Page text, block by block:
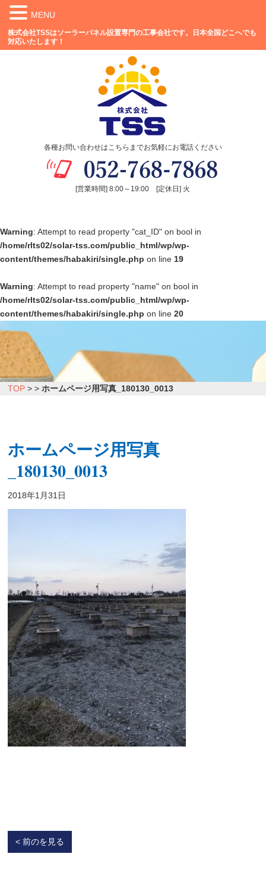
株式会社TSSはソーラーパネル設置専門の工事会社です。日本全国どこへでも
対応いたします！
各種お問い合わせはこちらまでお気軽にお電話ください
[営業時間] 8:00～19:00 [定休日] 火
Warning: Attempt to read property "cat_ID" on bool in
/home/rlts02/solar-tss.com/public_html/wp/wp-
content/themes/habakiri/single.php on line 19
Warning: Attempt to read property "name" on bool in
/home/rlts02/solar-tss.com/public_html/wp/wp-
content/themes/habakiri/single.php on line 20
TOP >>ホームページ用写真_180130_0013
ホームページ用写真
_180130_0013
2018年1月31日
< 前のを見る
MENU